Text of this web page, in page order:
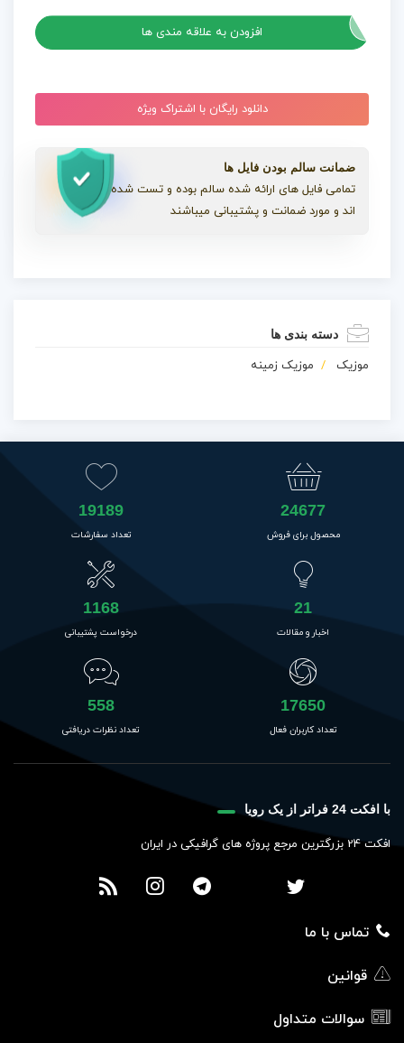
افزودن به علاقه مندی ها
دانلود رایگان با اشتراک ویژه
ضمانت سالم بودن فایل ها
تمامی فایل های ارائه شده سالم بوده و تست شده
اند و مورد ضمانت و پشتیبانی میباشند
دسته بندی ها
موزیک موزیک زمینه
24677
محصول برای فروش
19189
تعداد سفارشات
21
اخبار و مقالات
1168
درخواست پشتیبانی
17650
تعداد کاربران فعال
558
تعداد نظرات دریافتی
با افکت 24 فراتر از یک رویا
افکت 24 بزرگترین مرجع پروژه های گرافیکی در ایران
تماس با ما
قوانین
سوالات متداول